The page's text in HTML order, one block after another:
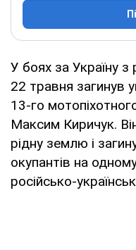
У боях за Україну з
22 травня загинув
13-го
Максим Киричук.
рідну землю і
окупантів на
російсько-